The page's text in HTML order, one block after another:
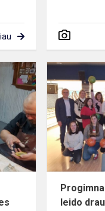
Progimnazijos
mokytojai
rinkosi
į
kūrybines
dirbtuves
leido